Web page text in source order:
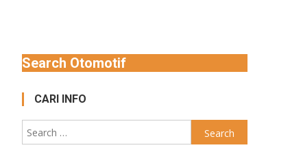
Search Otomotif
CARI INFO
Search
for: